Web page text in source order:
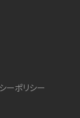
ーポリシー